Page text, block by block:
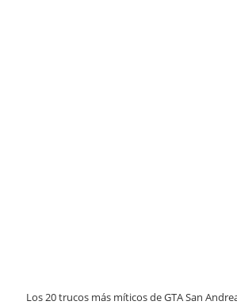
Los 20 trucos más míticos de GTA San